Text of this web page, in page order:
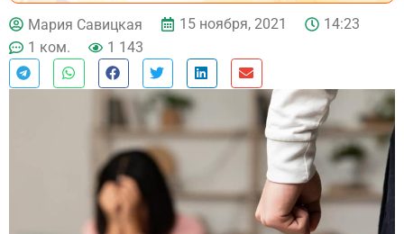
ДЕЙСТВУЙ
Мария Савицкая 15 ноября, 2021
14:23
1 ком.
1 143